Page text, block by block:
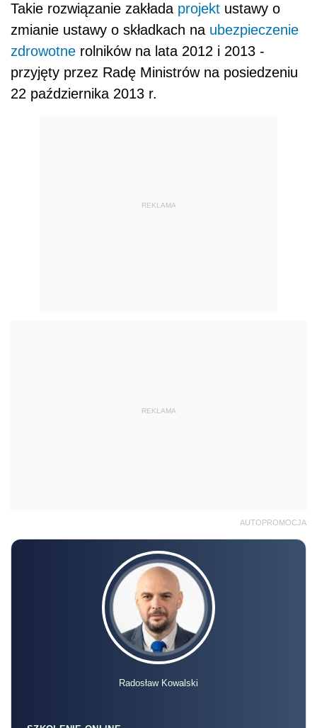
Takie rozwiązanie zakłada projekt ustawy o
zmianie ustawy o składkach na ubezpieczenie
zdrowotne rolników na lata 2012 i 2013 -
przyjęty przez Radę Ministrów na posiedzeniu
22 października 2013 r.
REKLAMA
REKLAMA
AUTOPROMOCJA
Radosław Kowalski